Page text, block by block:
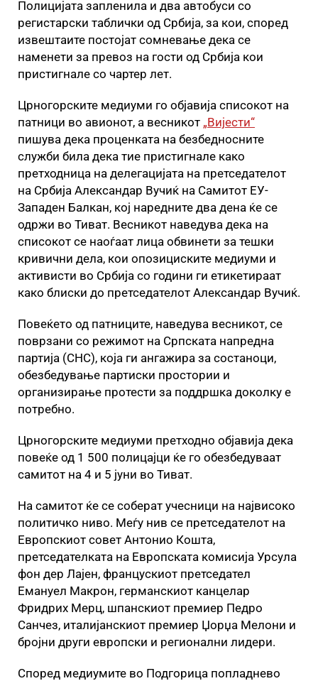
Полицијата запленила и два автобуси со
регистарски таблички од Србија, за кои, според
извештаите постојат сомневање дека се
наменети за превоз на гости од Србија кои
пристигнале со чартер лет.
Црногорските медиуми го објавија списокот на
патници во авионот, а весникот „Вијести“
пишува дека проценката на безбедносните
служби била дека тие пристигнале како
претходница на делегацијата на претседателот
на Србија Александар Вучиќ на Самитот ЕУ-
Западен Балкан, кој наредните два дена ќе се
одржи во Тиват. Весникот наведува дека на
списокот се наоѓаат лица обвинети за тешки
кривични дела, кои опозициските медиуми и
активисти во Србија со години ги етикетираат
како блиски до претседателот Александар Вучиќ.
Повеќето од патниците, наведува весникот, се
поврзани со режимот на Српската напредна
партија (СНС), која ги ангажира за состаноци,
обезбедување партиски простории и
организирање протести за поддршка доколку е
потребно.
Црногорските медиуми претходно објавија дека
повеќе од 1 500 полицајци ќе го обезбедуваат
самитот на 4 и 5 јуни во Тиват.
На самитот ќе се соберат учесници на највисоко
политичко ниво. Меѓу нив се претседателот на
Европскиот совет Антонио Кошта,
претседателката на Европската комисија Урсула
фон дер Лајен, францускиот претседател
Емануел Макрон, германскиот канцелар
Фридрих Мерц, шпанскиот премиер Педро
Санчез, италијанскиот премиер Џорџа Мелони и
бројни други европски и регионални лидери.
Според медиумите во Подгорица попладнево